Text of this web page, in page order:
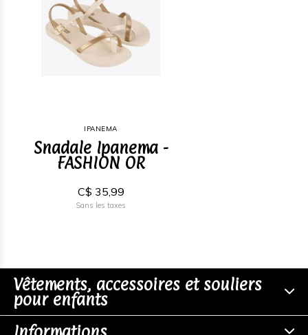
IPANEMA
Snadale Ipanema -
FASHION OR
C$ 35,99
Sans les taxes
Vêtements, accessoires et souliers
pour enfants